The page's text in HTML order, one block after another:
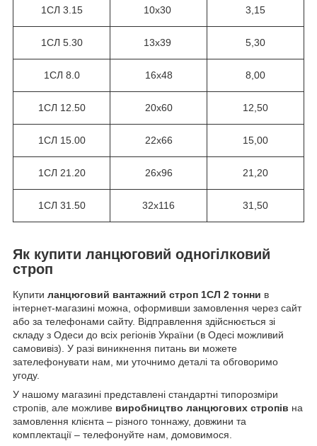
1СЛ 3.15 10х30 3,15
1СЛ 5.30 13х39 5,30
1СЛ 8.0 16х48 8,00
1СЛ 12.50 20х60 12,50
1СЛ 15.00 22х66 15,00
1СЛ 21.20 26х96 21,20
1СЛ 31.50 32х116 31,50
Як купити ланцюговий одногілковий
строп
Купити ланцюговий вантажний строп 1СЛ 2 тонни в
інтернет-магазині можна, оформивши замовлення через сайт
або за телефонами сайту. Відправлення здійснюється зі
складу з Одеси до всіх регіонів України (в Одесі можливий
самовивіз). У разі виникнення питань ви можете
зателефонувати нам, ми уточнимо деталі та обговоримо
угоду.
У нашому магазині представлені стандартні типорозміри
стропів, але можливе виробництво ланцюгових стропів на
замовлення клієнта – різного тоннажу, довжини та
комплектації – телефонуйте нам, домовимося.